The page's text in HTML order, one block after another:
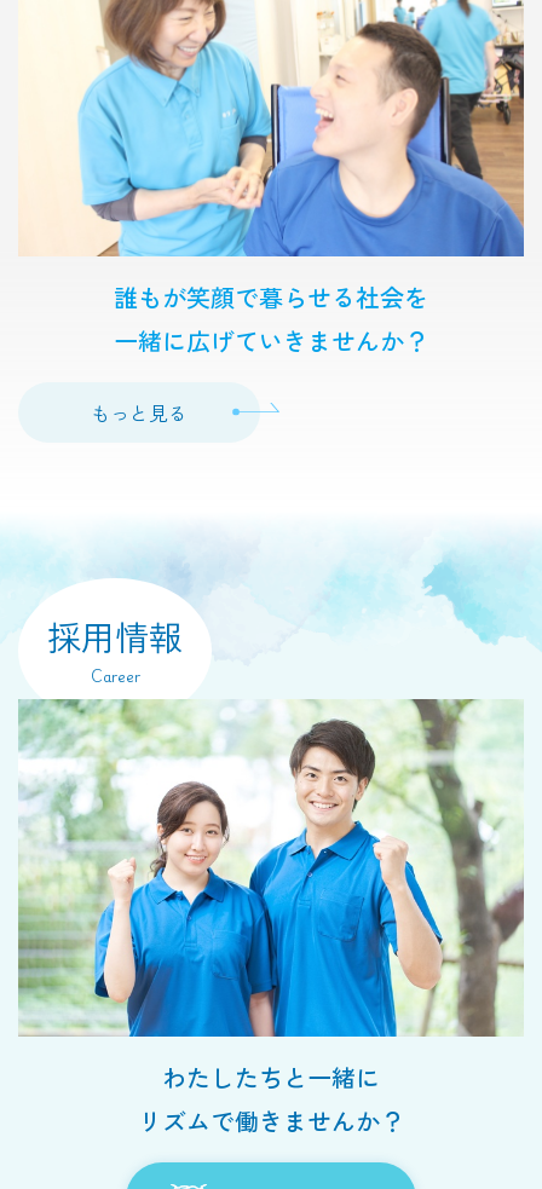
誰もが笑顔で暮らせる社会を
一緒に広げていきませんか？
もっと見る
採用情報
Career
わたしたちと一緒に
リズムで働きませんか？